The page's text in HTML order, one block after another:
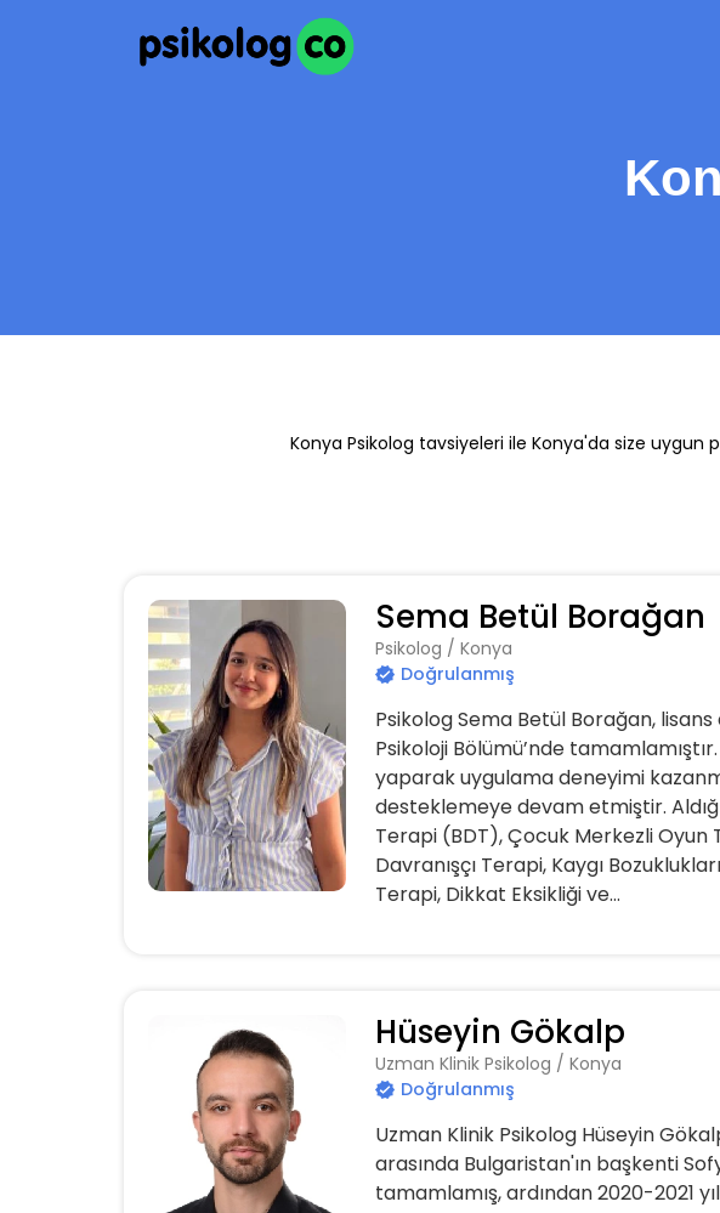
Konya Psikolog tavsiyeleri ile Konya'da size uygun
Sema Betül Borağan
Psikolog / Konya
Doğrulanmış
Psikolog Sema Betül Borağan,
Psikoloji Bölümü’nde
yaparak uygulama deneyimi
desteklemeye devam etmiştir.
Terapi (BDT), Çocuk Merkezli Oyun
Davranışçı Terapi, Kaygı
Terapi, Dikkat Eksikliği ve...
Hüseyin Gökalp
Uzman Klinik Psikolog / Konya
Doğrulanmış
Uzman Klinik Psikolog Hüseyin
arasında Bulgaristan'ın başkenti
tamamlamış, ardından 2020-2021